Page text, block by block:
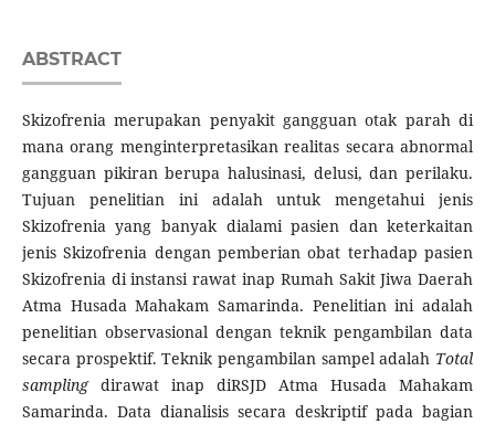
ABSTRACT
Skizofrenia merupakan penyakit gangguan otak parah di
mana orang menginterpretasikan realitas secara abnormal
gangguan pikiran berupa halusinasi, delusi, dan perilaku.
Tujuan penelitian ini adalah untuk mengetahui jenis
Skizofrenia yang banyak dialami pasien dan keterkaitan
jenis Skizofrenia dengan pemberian obat terhadap pasien
Skizofrenia di instansi rawat inap Rumah Sakit Jiwa Daerah
Atma Husada Mahakam Samarinda. Penelitian ini adalah
penelitian observasional dengan teknik pengambilan data
secara prospektif. Teknik pengambilan sampel adalah Total
samplingdirawat inap diRSJD Atma Husada Mahakam
Samarinda. Data dianalisis secara deskriptif pada bagian